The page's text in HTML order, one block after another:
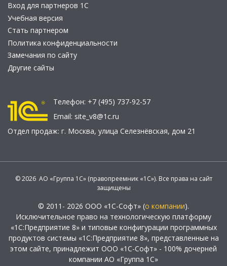
Вход для партнеров 1С
Учебная версия
Стать партнером
Политика конфиденциальности
Замечания по сайту
Другие сайты
Телефон: +7 (495) 737-92-57
Email: site_v8@1c.ru
Отдел продаж: г. Москва, улица Селезнёвская, дом 21
© 2026 АО «Группа 1С» (правопреемник «1С»). Все права на сайт
защищены
© 2011- 2026 ООО «1С-Софт» (о компании).
Исключительное право на технологическую платформу
«1С:Предприятие 8» и типовые конфигурации программных
продуктов системы «1С:Предприятие 8», представленные на
этом сайте, принадлежит ООО «1С-Софт» - 100% дочерней
компании АО «Группа 1С»